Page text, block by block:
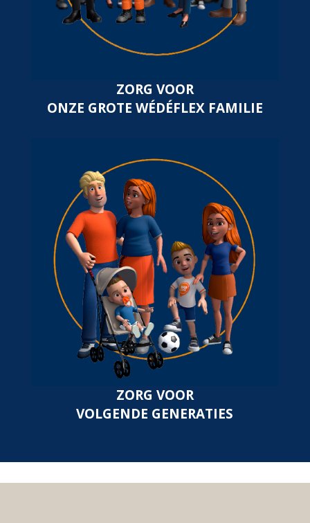
ZORG VOOR
ONZE GROTE WÉDÉFLEX FAMILIE
ZORG VOOR
VOLGENDE GENERATIES